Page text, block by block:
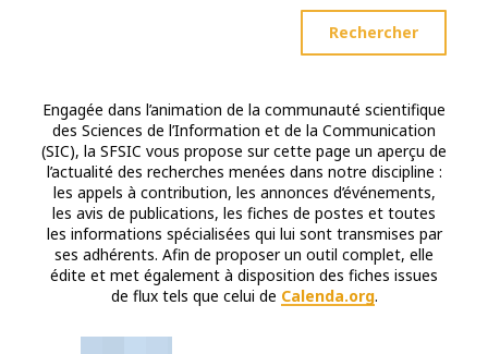
Rechercher
Engagée dans l’animation de la communauté scientifique
des Sciences de l’Information et de la Communication
(SIC), la SFSIC vous propose sur cette page un aperçu de
l’actualité des recherches menées dans notre discipline :
les appels à contribution, les annonces d’événements,
les avis de publications, les fiches de postes et toutes
les informations spécialisées qui lui sont transmises par
ses adhérents. Afin de proposer un outil complet, elle
édite et met également à disposition des fiches issues
de flux tels que celui de Calenda.org.